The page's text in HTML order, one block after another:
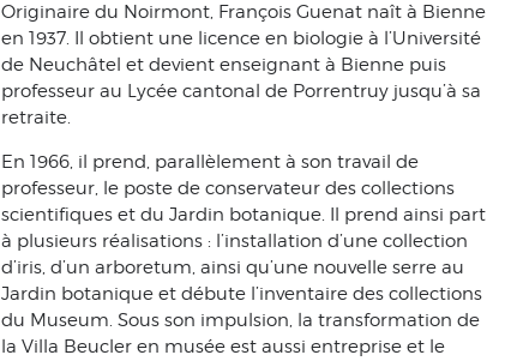
Originaire du Noirmont, François Guenat naît à Bienne
en 1937. Il obtient une licence en biologie à l’Université
de Neuchâtel et devient enseignant à Bienne puis
professeur au Lycée cantonal de Porrentruy jusqu’à sa
retraite.
En 1966, il prend, parallèlement à son travail de
professeur, le poste de conservateur des collections
scientifiques et du Jardin botanique. Il prend ainsi part
à plusieurs réalisations : l’installation d’une collection
d’iris, d’un arboretum, ainsi qu’une nouvelle serre au
Jardin botanique et débute l’inventaire des collections
du Museum. Sous son impulsion, la transformation de
la Villa Beucler en musée est aussi entreprise et le